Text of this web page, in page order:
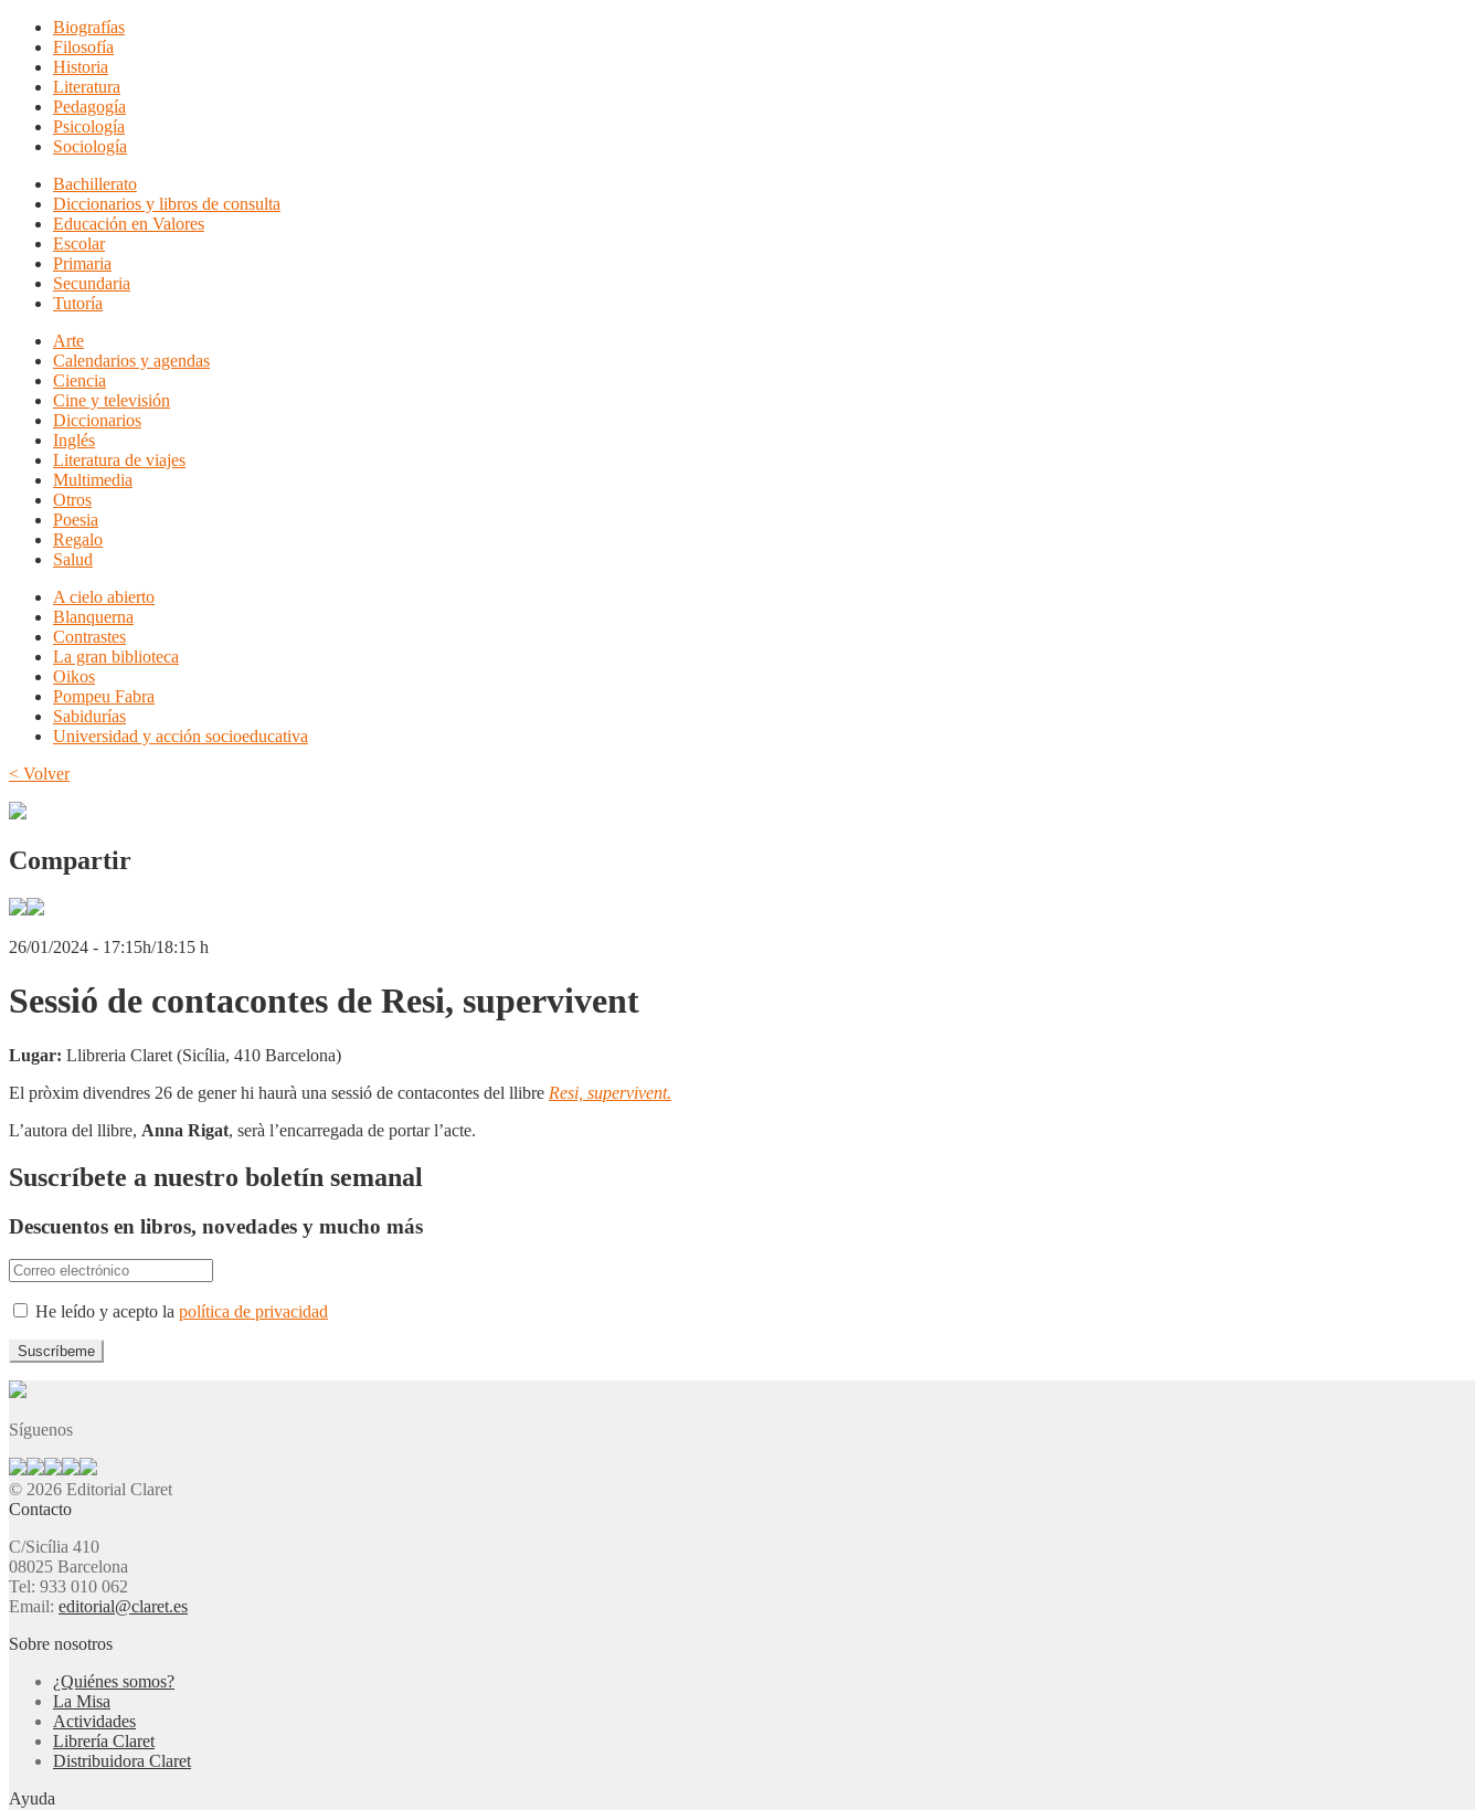
Biografías
Filosofía
Historia
Literatura
Pedagogía
Psicología
Sociología
Bachillerato
Diccionarios y libros de consulta
Educación en Valores
Escolar
Primaria
Secundaria
Tutoría
Arte
Calendarios y agendas
Ciencia
Cine y televisión
Diccionarios
Inglés
Literatura de viajes
Multimedia
Otros
Poesia
Regalo
Salud
A cielo abierto
Blanquerna
Contrastes
La gran biblioteca
Oikos
Pompeu Fabra
Sabidurías
Universidad y acción socioeducativa
< Volver
Compartir
26/01/2024 - 17:15h/18:15 h
Sessió de contacontes de Resi, supervivent
Lugar: Llibreria Claret (Sicília, 410 Barcelona)
El pròxim divendres 26 de gener hi haurà una sessió de contacontes del llibre Resi, supervivent.
L’autora del llibre, Anna Rigat, serà l’encarregada de portar l’acte.
Suscríbete a nuestro boletín semanal
Descuentos en libros, novedades y mucho más
He leído y acepto la política de privacidad
Síguenos
© 2026 Editorial Claret
Contacto
C/Sicília 410
08025 Barcelona
Tel: 933 010 062
Email: editorial@claret.es
Sobre nosotros
¿Quiénes somos?
La Misa
Actividades
Librería Claret
Distribuidora Claret
Ayuda